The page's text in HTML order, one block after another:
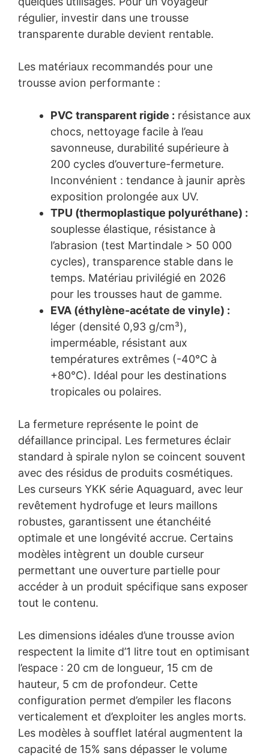
régulier, investir dans une trousse
transparente durable devient rentable.
Les matériaux recommandés pour une
trousse avion performante :
PVC transparent rigide : résistance aux
chocs, nettoyage facile à l’eau
savonneuse, durabilité supérieure à
200 cycles d’ouverture-fermeture.
Inconvénient : tendance à jaunir après
exposition prolongée aux UV.
TPU (thermoplastique polyuréthane) :
souplesse élastique, résistance à
l’abrasion (test Martindale > 50 000
cycles), transparence stable dans le
temps. Matériau privilégié en 2026
pour les trousses haut de gamme.
EVA (éthylène-acétate de vinyle) :
léger (densité 0,93 g/cm³),
imperméable, résistant aux
températures extrêmes (-40°C à
+80°C). Idéal pour les destinations
tropicales ou polaires.
La fermeture représente le point de
défaillance principal. Les fermetures éclair
standard à spirale nylon se coincent souvent
avec des résidus de produits cosmétiques.
Les curseurs YKK série Aquaguard, avec leur
revêtement hydrofuge et leurs maillons
robustes, garantissent une étanchéité
optimale et une longévité accrue. Certains
modèles intègrent un double curseur
permettant une ouverture partielle pour
accéder à un produit spécifique sans exposer
tout le contenu.
Les dimensions idéales d’une trousse avion
respectent la limite d’1 litre tout en optimisant
l’espace : 20 cm de longueur, 15 cm de
hauteur, 5 cm de profondeur. Cette
configuration permet d’empiler les flacons
verticalement et d’exploiter les angles morts.
Les modèles à soufflet latéral augmentent la
capacité de 15% sans dépasser le volume